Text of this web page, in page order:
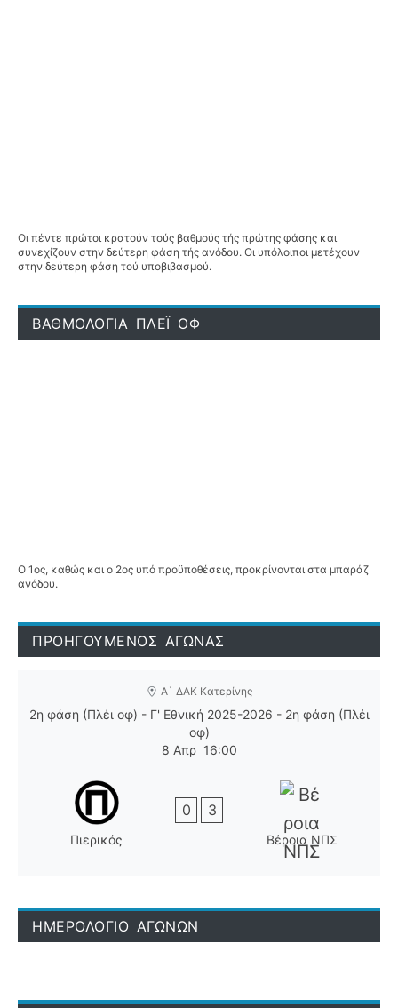
Οι πέντε πρώτοι κρατούν τούς βαθμούς τής πρώτης φάσης και
συνεχίζουν στην δεύτερη φάση τής ανόδου. Οι υπόλοιποι μετέχουν
στην δεύτερη φάση τού υποβιβασμού.
ΒΑΘΜΟΛΟΓΙΑ ΠΛΕΪ ΟΦ
Ο 1ος, καθώς και ο 2ος υπό προϋποθέσεις, προκρίνονται στα μπαράζ
ανόδου.
ΠΡΟΗΓΟΥΜΕΝΟΣ ΑΓΩΝΑΣ
Α` ΔΑΚ Κατερίνης
2η φάση (Πλέι οφ) - Γ' Εθνική 2025-2026 - 2η φάση (Πλέι
οφ)
8 Απρ 16:00
Πιερικός
0 3
Βέροια ΝΠΣ
ΗΜΕΡΟΛΟΓΙΟ ΑΓΩΝΩΝ